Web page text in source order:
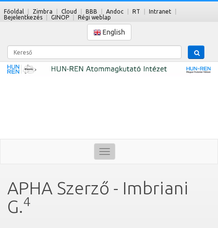
Főoldal Zimbra Cloud BBB Andoc RT
Intranet
Bejelentkezés
GINOP Régi weblap
English
Kereső
Toggle
navigation
APHA Szerző - Imbriani
G.4